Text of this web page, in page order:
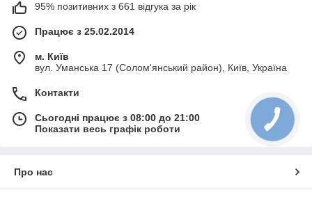
95% позитивних з 661 відгука за рік
Працює з 25.02.2014
м. Київ
вул. Уманська 17 (Солом'янський район), Київ, Україна
Контакти
Сьогодні працює з 08:00 до 21:00
Показати весь графік роботи
Про нас